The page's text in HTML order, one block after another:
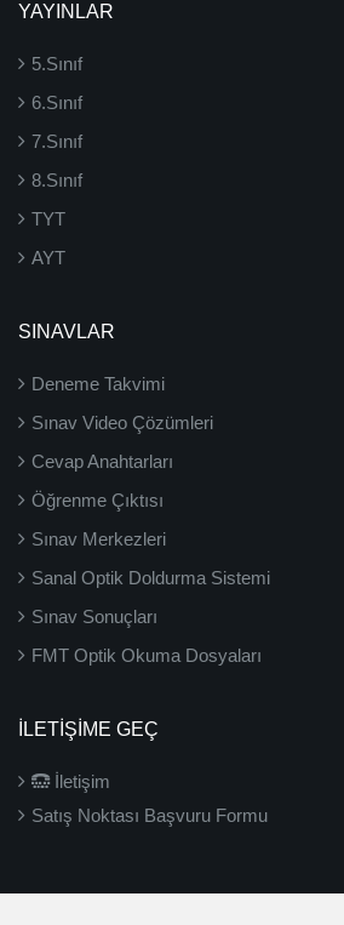
YAYINLAR
5.Sınıf
6.Sınıf
7.Sınıf
8.Sınıf
TYT
AYT
SINAVLAR
Deneme Takvimi
Sınav Video Çözümleri
Cevap Anahtarları
Öğrenme Çıktısı
Sınav Merkezleri
Sanal Optik Doldurma Sistemi
Sınav Sonuçları
FMT Optik Okuma Dosyaları
İLETIŞIME GEÇ
İletişim
Satış Noktası Başvuru Formu